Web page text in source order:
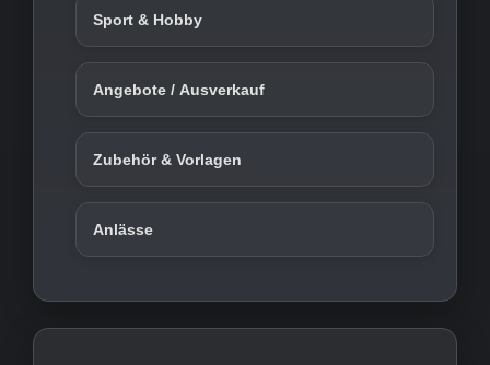
Sport & Hobby
Angebote / Ausverkauf
Zubehör & Vorlagen
Anlässe